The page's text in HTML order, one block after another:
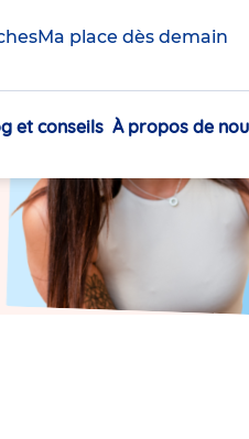
Ma place dès demain
et conseils À propos de